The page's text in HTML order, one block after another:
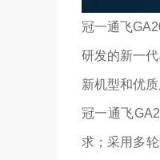
冠一通飞
研发的新一
新机型和优质
冠一通飞
求；采用多